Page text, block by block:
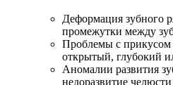
Деформация зубного
промежутки между
Проблемы с
открытый, глубокий
Аномалии развития
недоразвитие